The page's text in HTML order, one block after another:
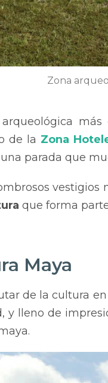
Zona
de la Zona
una parada que
vestigios
que forma
Maya
de la cultura
y lleno de